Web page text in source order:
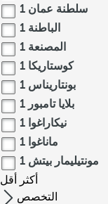
سلطنة عمان 1
الباطنة 1
المصنعة 1
كوستاريكا 1
بونتاريناس 1
بلايا تامبور 1
نيكاراغوا 1
ماناغوا 1
مونتيليمار بيتش 1
أكثر
أقل
التخصص